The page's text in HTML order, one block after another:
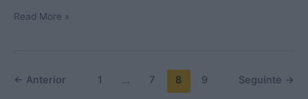
Ovella
Read More »
← Anterior 1 … 7 8 9 Seguinte →